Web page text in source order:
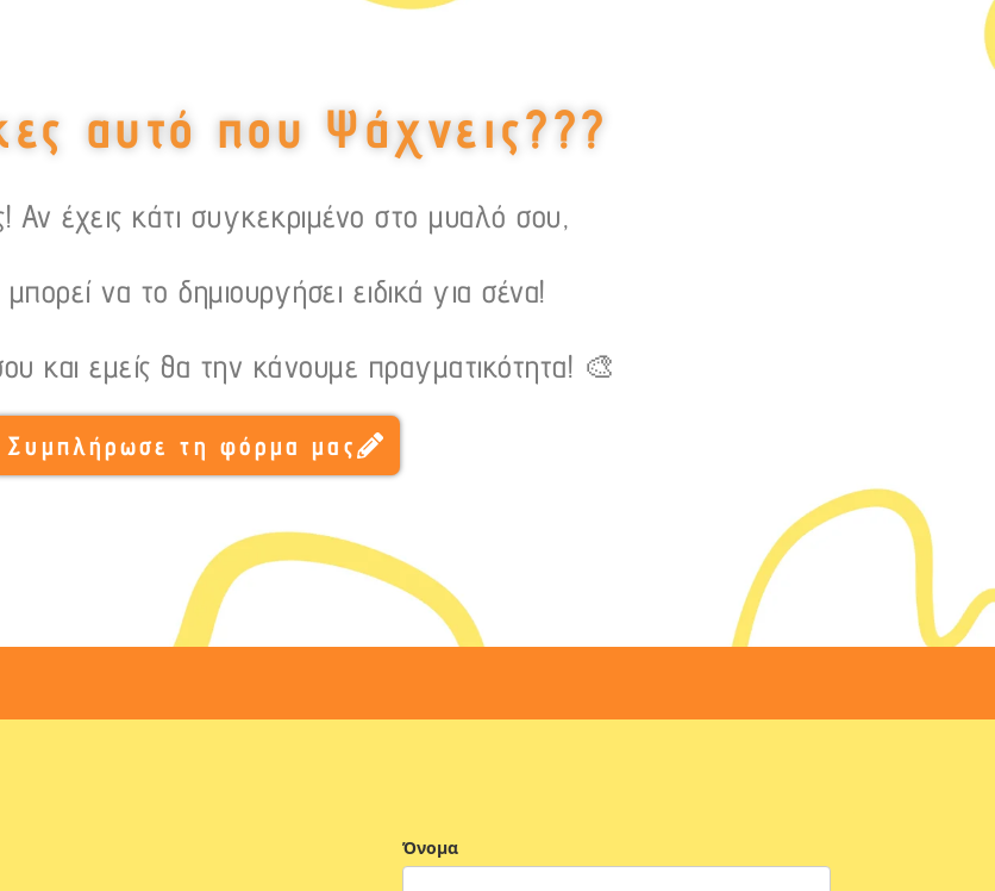
αυτό που Ψάχνεις???
Αν έχεις κάτι συγκεκριμένο στο μυαλό σου,
να το δημιουργήσει ειδικά για σένα!
και εμείς θα την κάνουμε πραγματικότητα! 🎨
Συμπλήρωσε τη φόρμα μας
Όνομα